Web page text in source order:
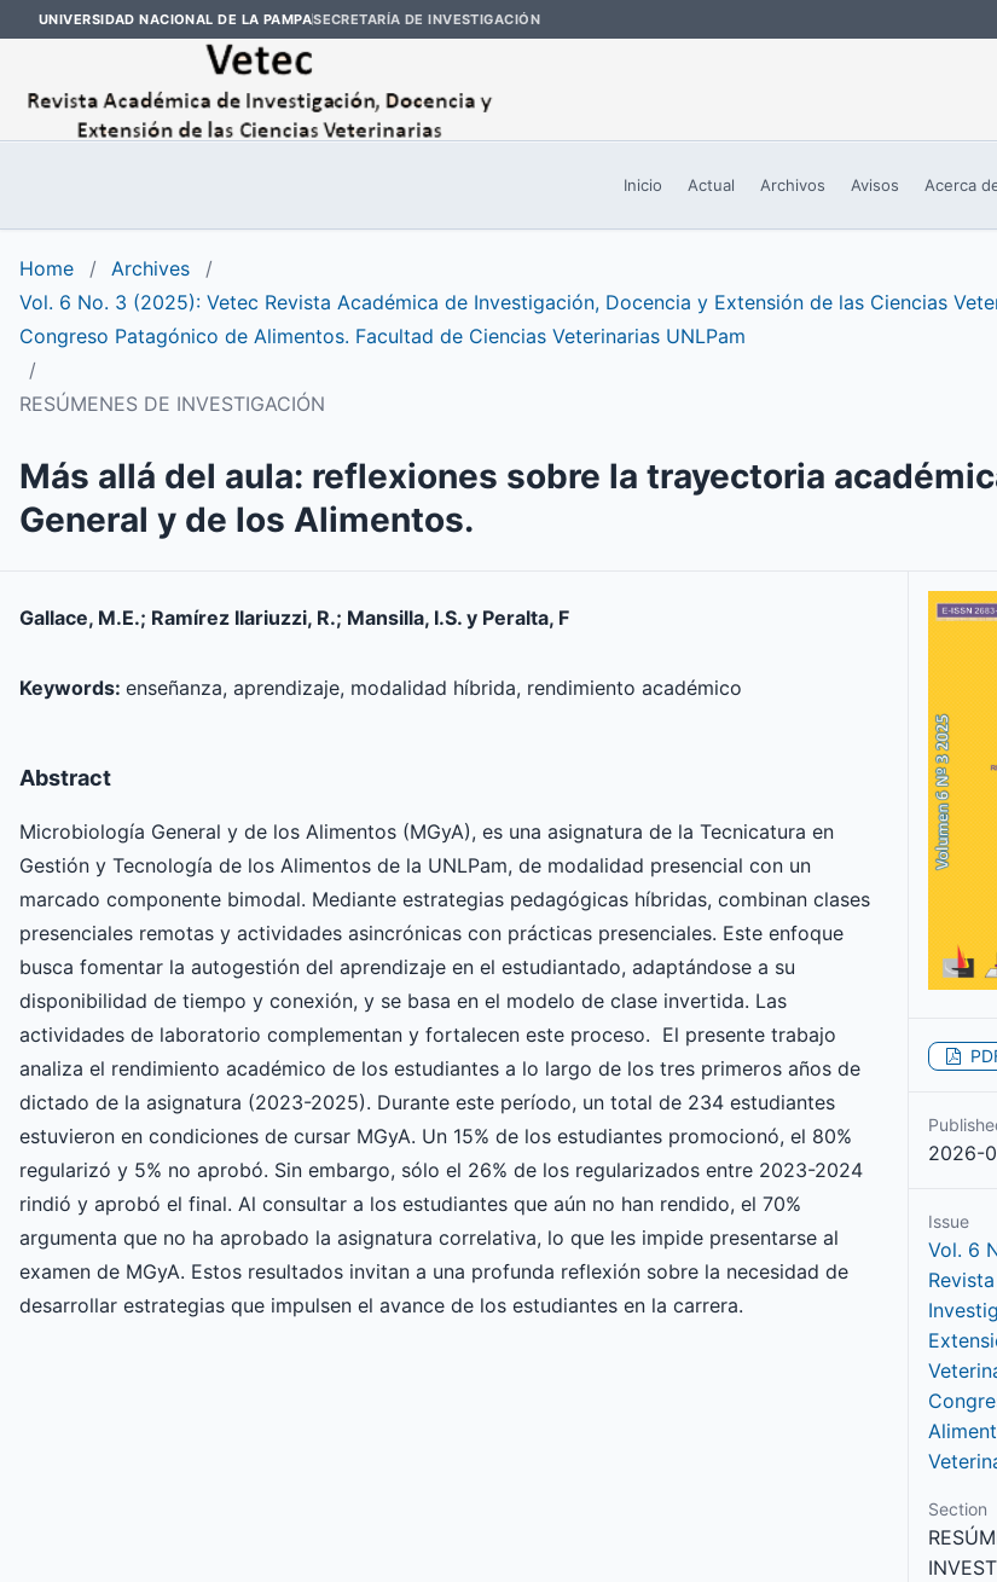
UNIVERSIDAD NACIONAL DE LA PAMPASECRETARÍA DE INVESTIGACIÓN
Inicio Actual Archivos Avisos Acerca
Home / Archives
/
Vol. 6 No. 3 (2025): Vetec Revista Académica de Investigación, Docencia y Extensión de las Ciencias
Congreso Patagónico de Alimentos. Facultad de Ciencias Veterinarias UNLPam
/
RESÚMENES DE INVESTIGACIÓN
Más allá del aula: reflexiones sobre la trayectoria
General y de los Alimentos.
Gallace, M.E.; Ramírez Ilariuzzi, R.; Mansilla, I.S. y Peralta, F
Keywords: enseñanza, aprendizaje, modalidad híbrida, rendimiento académico
Abstract
Microbiología General y de los Alimentos (MGyA), es una asignatura de la Tecnicatura en
Gestión y Tecnología de los Alimentos de la UNLPam, de modalidad presencial con un
marcado componente bimodal. Mediante estrategias pedagógicas híbridas, combinan clases
presenciales remotas y actividades asincrónicas con prácticas presenciales. Este enfoque
busca fomentar la autogestión del aprendizaje en el estudiantado, adaptándose a su
disponibilidad de tiempo y conexión, y se basa en el modelo de clase invertida. Las
actividades de laboratorio complementan y fortalecen este proceso. El presente trabajo
analiza el rendimiento académico de los estudiantes a lo largo de los tres primeros años de
dictado de la asignatura (2023-2025). Durante este período, un total de 234 estudiantes
estuvieron en condiciones de cursar MGyA. Un 15% de los estudiantes promocionó, el 80%
regularizó y 5% no aprobó. Sin embargo, sólo el 26% de los regularizados entre 2023-2024
rindió y aprobó el final. Al consultar a los estudiantes que aún no han rendido, el 70%
argumenta que no ha aprobado la asignatura correlativa, lo que les impide presentarse al
examen de MGyA. Estos resultados invitan a una profunda reflexión sobre la necesidad de
desarrollar estrategias que impulsen el avance de los estudiantes en la carrera.
2026-
Issue
Vol. 6
Section